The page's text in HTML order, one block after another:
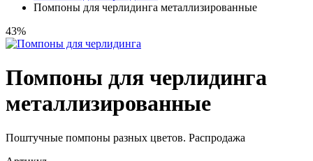
Помпоны для черлидинга металлизированные
43%
Помпоны для черлидинга
металлизированные
Поштучные помпоны разных цветов. Распродажа